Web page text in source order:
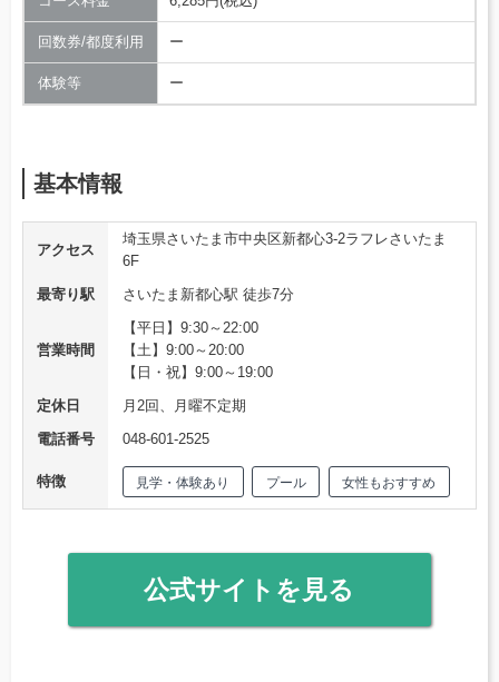
回数券/都度利用 ー
体験等 ー
基本情報
アクセス
埼玉県さいたま市中央区新都心3-2ラフレさいたま
6F
最寄り駅
さいたま新都心駅 徒歩7分
営業時間
【平日】9:30～22:00
【土】9:00～20:00
【日・祝】9:00～19:00
定休日
月2回、月曜不定期
電話番号
048-601-2525
特徴 見学・体験あり プール 女性もおすすめ
公式サイトを見る